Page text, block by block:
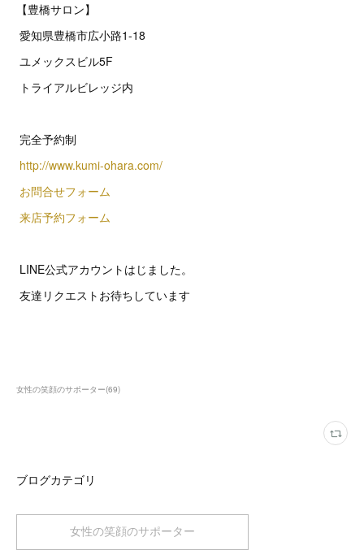
【豊橋サロン】
愛知県豊橋市広小路1-18
ユメックスビル5F
トライアルビレッジ内
完全予約制
http://www.kumi-ohara.com/
お問合せフォーム
来店予約フォーム
LINE公式アカウントはじました。
友達リクエストお待ちしています
女性の笑顔のサポーター(69)
ブログカテゴリ
女性の笑顔のサポーター